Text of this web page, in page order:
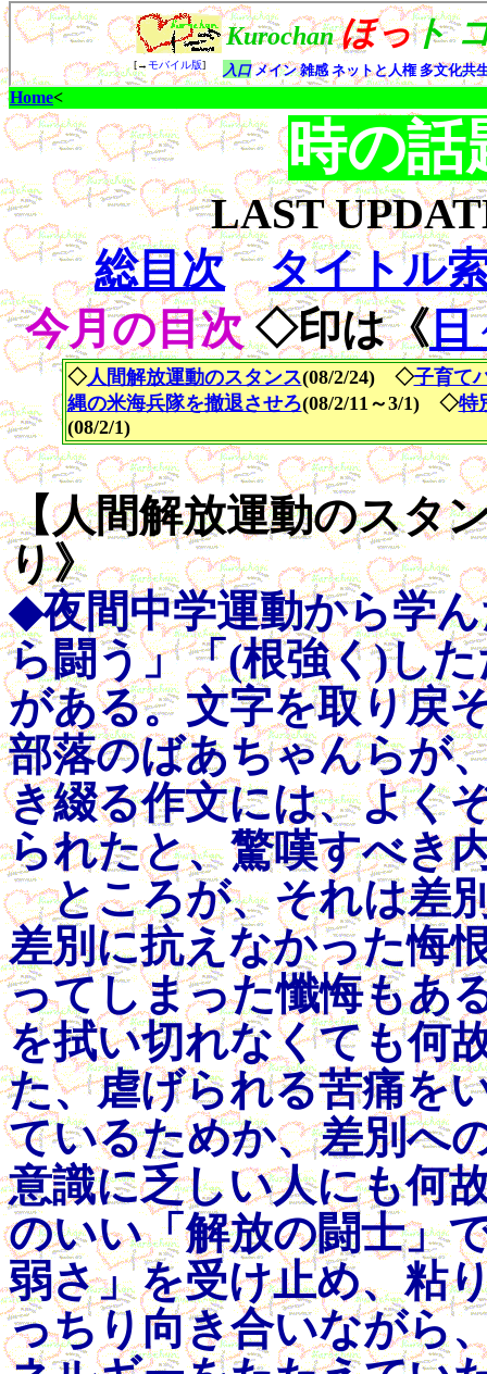
Home<
時の話
LAST
総目次
タイトル
今月の目次◇印は《日
◇人間解放運動のスタンス(08/2/24) ◇子育て
縄の米海兵隊を撤退させろ(08/2/11～3/1) ◇特
(08/2/1)
【人間解放運動のスタ
り》
◆夜間中学運動から学
ら闘う」「(根強く)し
がある。文字を取り戻
部落のばあちゃんらが
き綴る作文には、よく
られたと、驚嘆すべき
ところが、それは差
差別に抗えなかった悔
ってしまった懺悔もあ
を拭い切れなくても何
た、虐げられる苦痛を
ているためか、差別へ
意識に乏しい人にも何
のいい「解放の闘士」
弱さ」を受け止め、粘
っちり向き合いながら